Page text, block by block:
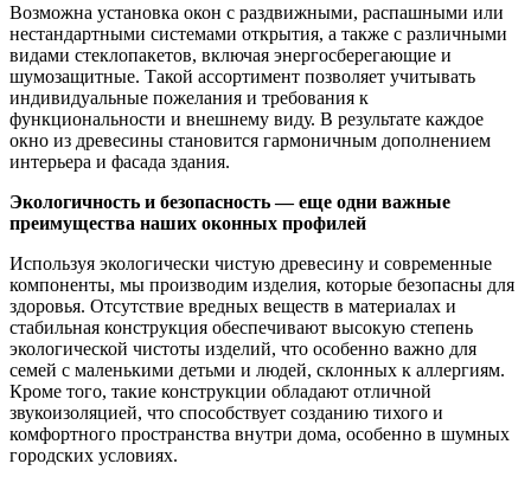
Возможна установка окон с раздвижными, распашными или
нестандартными системами открытия, а также с различными
видами стеклопакетов, включая энергосберегающие и
шумозащитные. Такой ассортимент позволяет учитывать
индивидуальные пожелания и требования к
функциональности и внешнему виду. В результате каждое
окно из древесины становится гармоничным дополнением
интерьера и фасада здания.
Экологичность и безопасность — еще одни важные
преимущества наших оконных профилей
Используя экологически чистую древесину и современные
компоненты, мы производим изделия, которые безопасны для
здоровья. Отсутствие вредных веществ в материалах и
стабильная конструкция обеспечивают высокую степень
экологической чистоты изделий, что особенно важно для
семей с маленькими детьми и людей, склонных к аллергиям.
Кроме того, такие конструкции обладают отличной
звукоизоляцией, что способствует созданию тихого и
комфортного пространства внутри дома, особенно в шумных
городских условиях.